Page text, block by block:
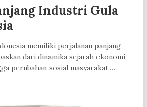
Industri Gula
memiliki perjalanan panjang
dari dinamika sejarah ekonomi,
perubahan sosial masyarakat.…